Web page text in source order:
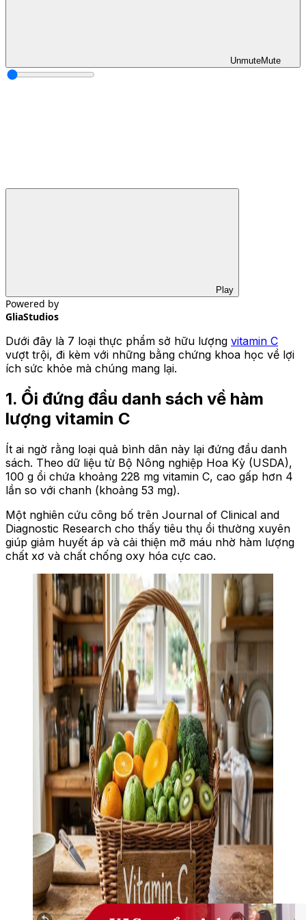
UnmuteMute
Play
Powered by
GliaStudios
Dưới đây là 7 loại thực phẩm sở hữu lượng vitamin C
vượt trội, đi kèm với những bằng chứng khoa học về lợi
ích sức khỏe mà chúng mang lại.
1. Ổi đứng đầu danh sách về hàm
lượng vitamin C
Ít ai ngờ rằng loại quả bình dân này lại đứng đầu danh
sách. Theo dữ liệu từ Bộ Nông nghiệp Hoa Kỳ (USDA),
100 g ổi chứa khoảng 228 mg vitamin C, cao gấp hơn 4
lần so với chanh (khoảng 53 mg).
Một nghiên cứu công bố trên Journal of Clinical and
Diagnostic Research cho thấy tiêu thụ ổi thường xuyên
giúp giảm huyết áp và cải thiện mỡ máu nhờ hàm lượng
chất xơ và chất chống oxy hóa cực cao.